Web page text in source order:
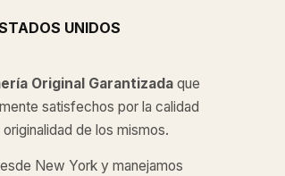
UNIDOS
Original Garantizada que
satisfechos por la calidad
de los mismos.
New York y manejamos